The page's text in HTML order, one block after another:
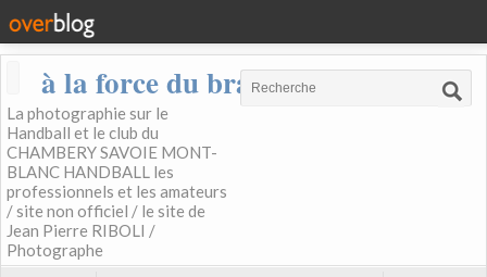
à la force du bras
La photographie sur le
Handball et le club du
CHAMBERY SAVOIE MONT-
BLANC HANDBALL les
professionnels et les amateurs
/ site non officiel / le site de
Jean Pierre RIBOLI /
Photographe